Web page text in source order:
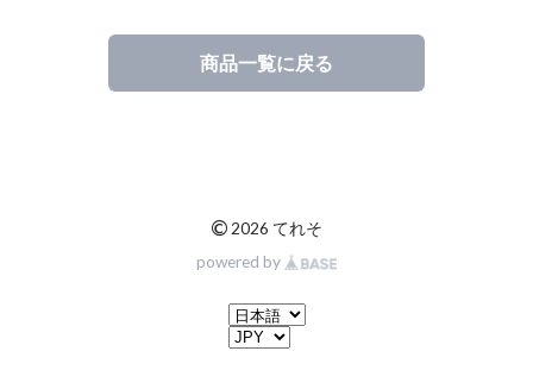
商品一覧に戻る
© 2026 てれそ
powered by